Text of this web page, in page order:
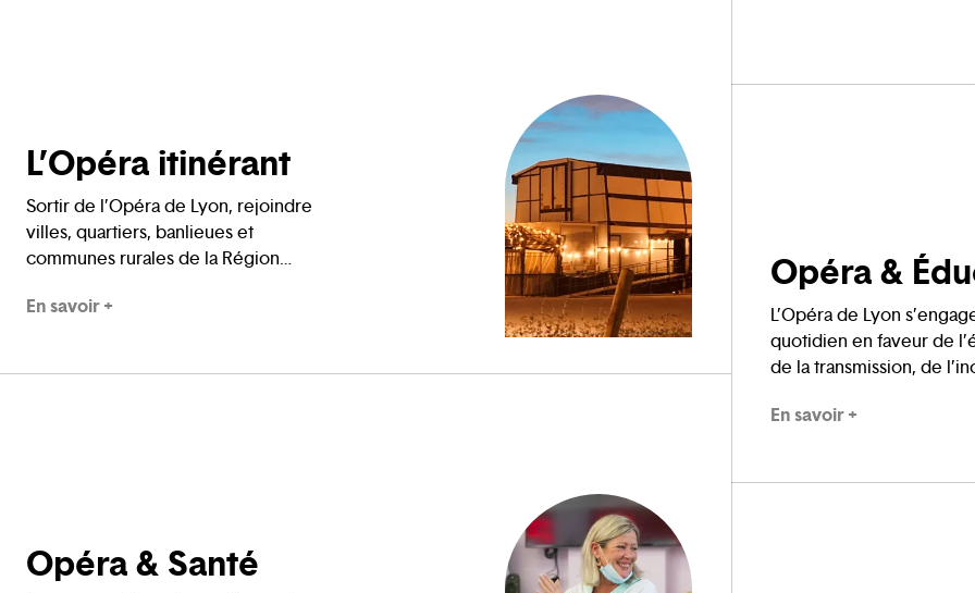
L’Opéra itinérant
Sortir de l’Opéra de Lyon, rejoindre
villes, quartiers, banlieues et
communes rurales de la Région
rencontre de nouveaux publics,
En savoir +
Opéra &
L’Opéra de Lyon
quotidien en faveur de
de la transmission, de
culturelles et éducatives,
En savoir +
Opéra & Santé